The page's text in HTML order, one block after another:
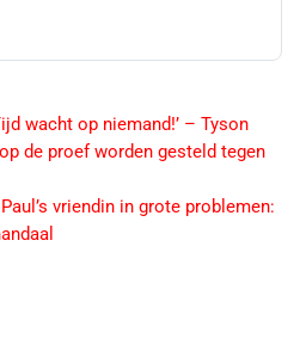
wacht op niemand!’ – Tyson
de proef worden gesteld tegen
vriendin in grote problemen: